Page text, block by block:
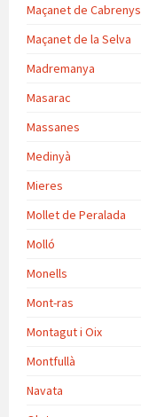
Maçanet de Cabrenys
Maçanet de la Selva
Madremanya
Masarac
Massanes
Medinyà
Mieres
Mollet de Peralada
Molló
Monells
Mont-ras
Montagut i Oix
Montfullà
Navata